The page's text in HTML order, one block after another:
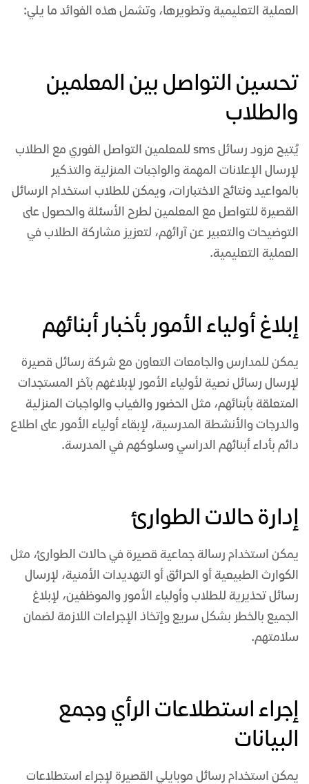
العملية التعليمية وتطويرها، وتشمل هذه الفوائد ما يلي:
تحسين التواصل بين المعلمين
والطلاب
يُتيح مزود رسائل sms
للمعلمين التواصل الفوري مع الطلاب
لإرسال الإعلانات المهمة والواجبات المنزلية والتذكير
بالمواعيد ونتائج الاختبارات، ويمكن للطلاب استخدام الرسائل
القصيرة للتواصل مع المعلمين لطرح الأسئلة والحصول على
التوضيحات والتعبير عن آرائهم، لتعزيز مشاركة الطلاب في
العملية التعليمية.
إبلاغ أولياء الأمور بأخبار أبنائهم
يمكن للمدارس والجامعات التعاون مع شركة رسائلقصيرة
لإرسال رسائل نصية لأولياء الأمور لإبلاغهم بآخر المستجدات
المتعلقة بأبنائهم، مثل الحضور والغياب والواجبات المنزلية
والدرجات والأنشطة المدرسية، لإبقاء أولياء الأمور على اطلاع
دائم بأداء أبنائهم الدراسي وسلوكهم في المدرسة.
إدارة حالات الطوارئ
يمكن استخدام رسالة جماعيةقصيرة في حالات الطوارئ، مثل
الكوارث الطبيعية أو الحرائق أو التهديدات الأمنية، لإرسال
رسائل تحذيرية للطلاب وأولياء الأمور والموظفين، لإبلاغ
الجميع بالخطر بشكل سريع وإتخاذ الإجراءات اللازمة لضمان
سلامتهم.
إجراء استطلاعات الرأي وجمع
البيانات
يمكن استخدام رسائل موبايلي القصيرة لإجراء استطلاعات